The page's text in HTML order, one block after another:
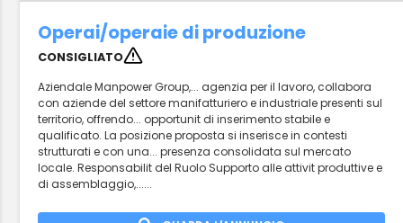
Operai/operaie di produzione
CONSIGLIATO
Aziendale Manpower Group,... agenzia per il lavoro, collabora
con aziende del settore manifatturiero e industriale presenti sul
territorio, offrendo... opportunit di inserimento stabile e
qualificato. La posizione proposta si inserisce in contesti
strutturati e con una... presenza consolidata sul mercato
locale. Responsabilit del Ruolo Supporto alle attivit produttive e
di assemblaggio,......